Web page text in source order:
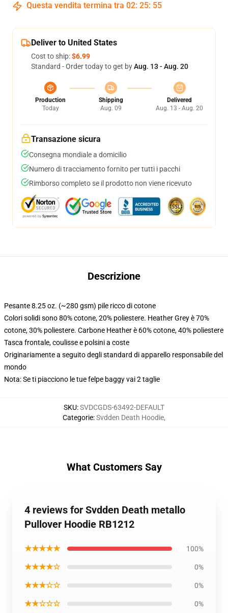
Questa vendita termina tra 02: 25: 54
Deliver to United States
Cost to ship:$6.99
Standard - Order today to get byAug. 13 - Aug. 20
Production
Today
Shipping
Aug. 09
Delivered
Aug. 13 - Aug. 20
Transazione sicura
Consegna mondiale a domicilio
Numero di tracciamento fornito per tutti i pacchi
Rimborso completo se il prodotto non viene ricevuto
Descrizione
Pesante 8.25 oz. (~280 gsm) pile ricco di cotone
Colori solidi sono 80% cotone, 20% poliestere. Heather Grey è 70%
cotone, 30% poliestere. Carbone Heather è 60% cotone, 40% poliestere
Tasca frontale, coulisse e polsini a coste
Originariamente a seguito degli standard di apparello responsabile del
mondo
Nota: Se ti piacciono le tue felpe baggy vai 2 taglie
SKU:SVDCGDS-63492-DEFAULT
Categorie:Svdden Death Hoodie,
What Customers Say
4 reviews for Svdden Death metallo
Pullover Hoodie RB1212
★★★★★ 100%
★★★★☆ 0%
★★★☆☆ 0%
★★☆☆☆ 0%